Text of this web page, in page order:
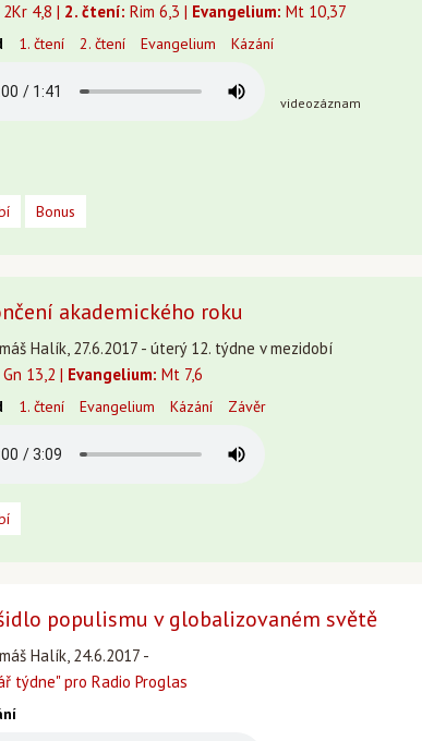
2Kr 4,8 | 2. čtení: Rim 6,3 | Evangelium: Mt 10,37
1. čtení 2. čtení Evangelium Kázání
videozáznam
Bonus
akademického roku
Halík, 27.6.2017 - úterý 12. týdne v mezidobí
Gn 13,2 | Evangelium: Mt 7,6
1. čtení Evangelium Kázání Závěr
populismu v globalizovaném světě
Halík, 24.6.2017 -
týdne" pro Radio Proglas